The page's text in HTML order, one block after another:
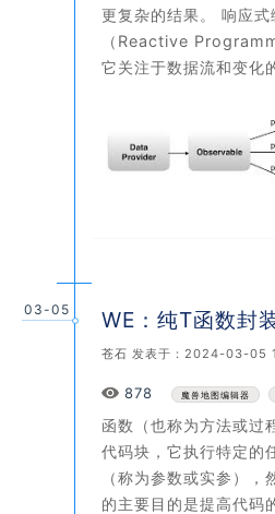
更复杂的结果。 响应
（Reactive
它关注于数据流和变化
03-05 WE：纯T函数封
苍石 发表于：2024-03-05
878 Views魔兽地图编辑器
函数（也称为方法或过
代码块，它执行特定的
（称为参数或实参）
的主要目的是提高代码